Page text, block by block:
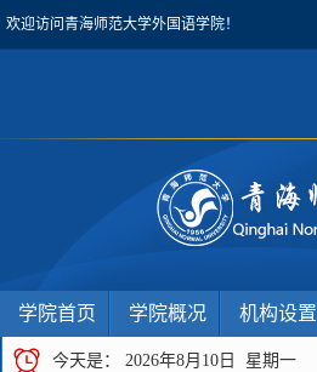
欢迎访问青海师范大学外国语学院！
学院首页 学院概况 机构设置
今天是： 2026年8月10日 星期一